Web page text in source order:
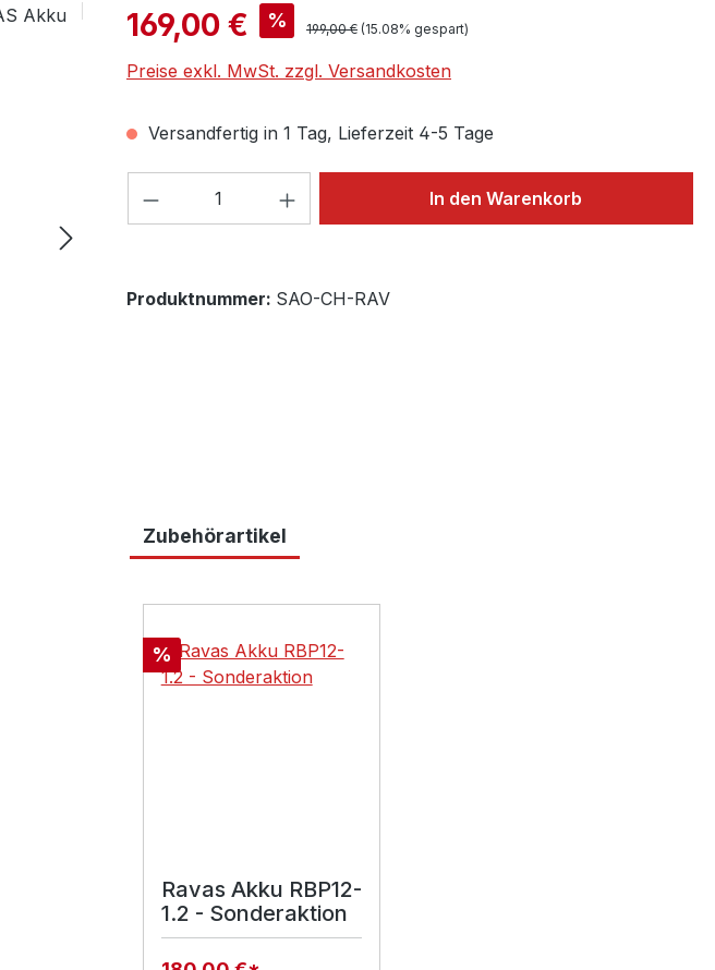
Verkaufspreis:
169,00 € % Regulärer Preis:
199,00 € (15.08% gespart)
Preise exkl. MwSt. zzgl. Versandkosten
Versandfertig in 1 Tag, Lieferzeit 4-5 Tage
Produkt Anzahl: Gib den gewünschten Wert
In den Warenkorb
Produktnummer: SAO-CH-RAV
Zubehörartikel
Rabatt
%
Ravas Akku RBP12-
1.2 - Sonderaktion